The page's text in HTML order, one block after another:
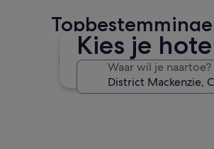
Kies je
Waar wil je naartoe?
Lake Tekapo